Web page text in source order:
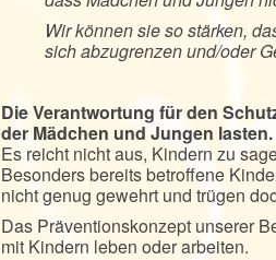
Wir können sie so stärken,
sich abzugrenzen und/oder
Die Verantwortung für den
der Mädchen und Jungen lasten.
Es reicht nicht aus, Kindern zu
Besonders bereits betroffene
nicht genug gewehrt und trügen
Das Präventionskonzept unserer
mit Kindern leben oder arbeiten.